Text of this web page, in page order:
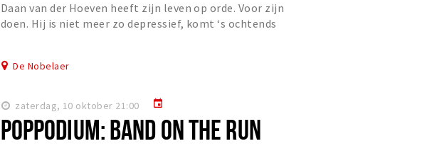
Daan van der Hoeven heeft zijn leven op orde. Voor zijn
doen. Hij is niet meer zo depressief, komt ‘s ochtends
De Nobelaer
zaterdag, 10 oktober 21:00 event
POPPODIUM: BAND ON THE RUN